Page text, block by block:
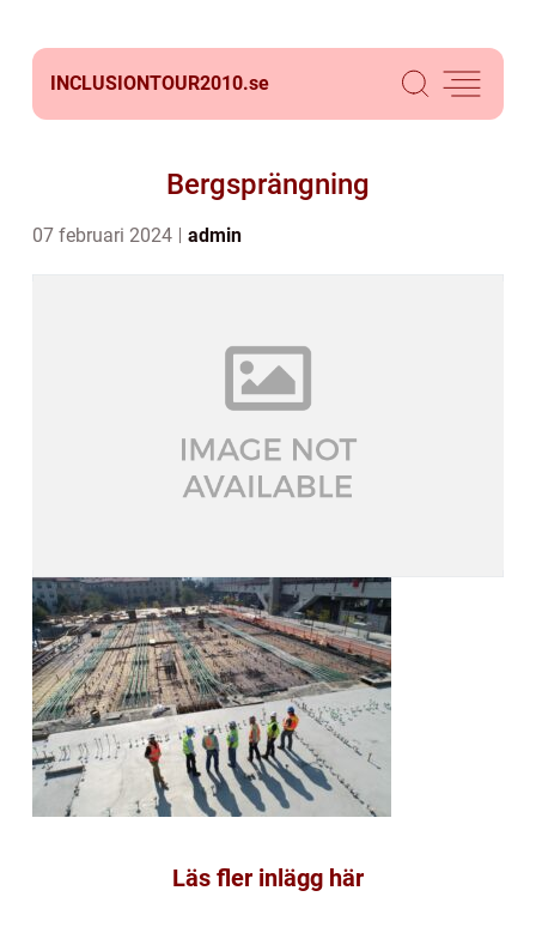
INCLUSIONTOUR2010.se
Bergsprängning
07 februari 2024 admin
Läs fler inlägg här